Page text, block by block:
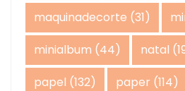
maquinadecorte (31)
minialbum (44) natal
papel (132) paper (114)